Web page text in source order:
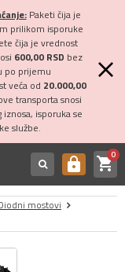
Paketi čija je
prilikom isporuke
čija je vrednost
600,00 RSD bez
po prijemu
veća od 20.000,00
transporta snosi
isporuka se
službe.
https shopping_cart0
mostovi